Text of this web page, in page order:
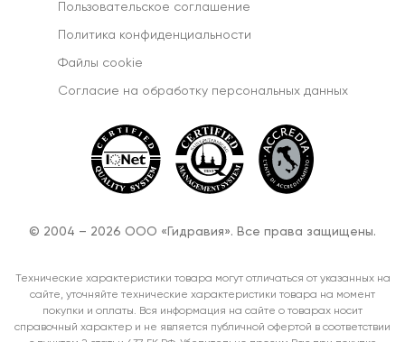
Пользовательское соглашение
Политика конфиденциальности
Файлы cookie
Согласиe на обработку персональных данных
© 2004 – 2026 ООО «Гидравия». Все права защищены.
Технические характеристики товара могут отличаться от указанных на
сайте, уточняйте технические характеристики товара на момент
покупки и оплаты. Вся информация на сайте о товарах носит
справочный характер и не является публичной офертой в соответствии